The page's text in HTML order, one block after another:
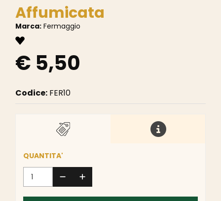
Affumicata
Marca: Fermaggio
€ 5,50
Codice: FER10
QUANTITA'